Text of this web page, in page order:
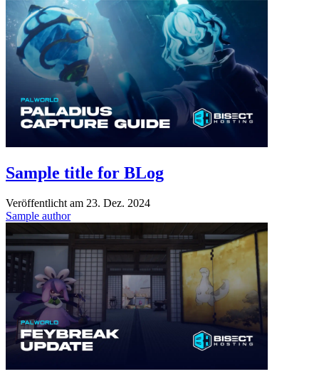
Sample title for BLog
Veröffentlicht am 23. Dez. 2024
Sample author